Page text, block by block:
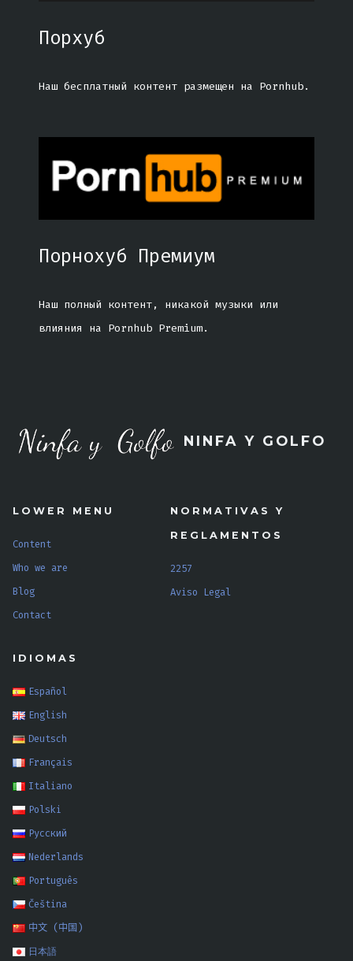
Порхуб
Наш бесплатный контент размещен на Pornhub.
Порнохуб Премиум
Наш полный контент, никакой музыки или
влияния на Pornhub Premium.
NINFA Y GOLFO
LOWER MENU
Content
Who we are
Blog
Contact
NORMATIVAS Y
REGLAMENTOS
2257
Aviso Legal
IDIOMAS
Español
English
Deutsch
Français
Italiano
Polski
Русский
Nederlands
Português
Čeština
中文 (中国)
日本語